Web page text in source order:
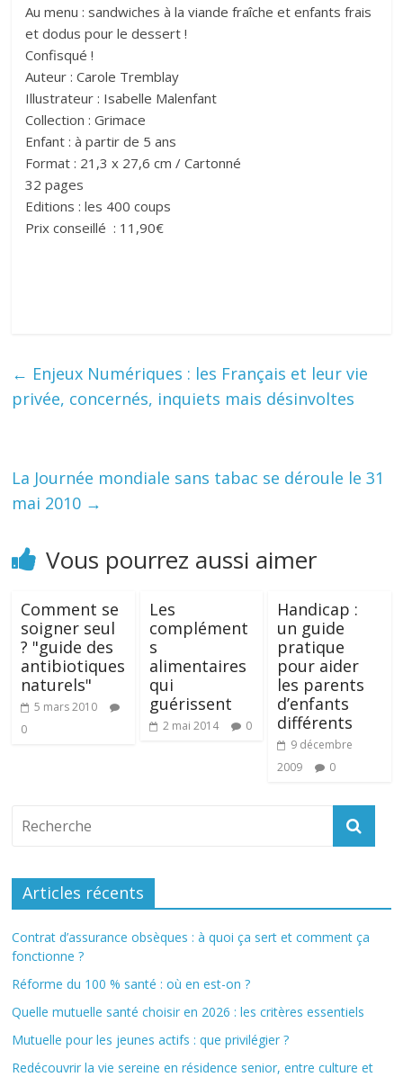
Au menu : sandwiches à la viande fraîche et enfants frais
et dodus pour le dessert !
Confisqué !
Auteur : Carole Tremblay
Illustrateur : Isabelle Malenfant
Collection : Grimace
Enfant : à partir de 5 ans
Format : 21,3 x 27,6 cm / Cartonné
32 pages
Editions : les 400 coups
Prix conseillé : 11,90€
← Enjeux Numériques : les Français et leur vie
privée, concernés, inquiets mais désinvoltes
La Journée mondiale sans tabac se déroule le 31
mai 2010 →
Vous pourrez aussi aimer
Comment se
soigner seul
? "guide des
antibiotiques
naturels"
5 mars 2010
0
Les
complément
s
alimentaires
qui
guérissent
2 mai 2014 0
Handicap :
un guide
pratique
pour aider
les parents
d’enfants
différents
9 décembre
2009
0
Articles récents
Contrat d’assurance obsèques : à quoi ça sert et comment ça
fonctionne ?
Réforme du 100 % santé : où en est-on ?
Quelle mutuelle santé choisir en 2026 : les critères essentiels
Mutuelle pour les jeunes actifs : que privilégier ?
Redécouvrir la vie sereine en résidence senior, entre culture et